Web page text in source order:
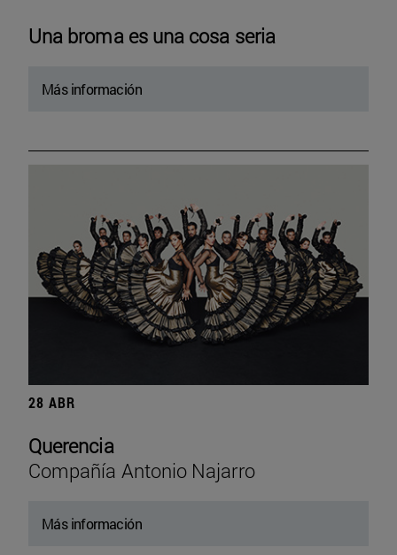
Una broma es una cosa seria
Más información
28 ABR
Querencia
Compañía Antonio Najarro
Más información